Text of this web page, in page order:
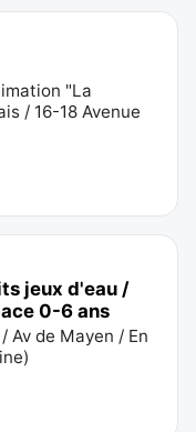
"La
/ 16-18 Avenue
jeux d'eau /
0-6 ans
Av de Mayen / En
)